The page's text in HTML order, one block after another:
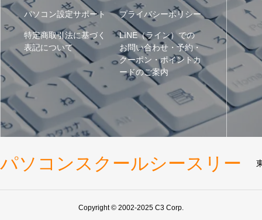
パソコン設定サポート プライバシーポリシー
特定商取引法に基づく
表記について
LINE（ライン）での
お問い合わせ・予約・
クーポン・ポイントカ
ードのご案内
パソコンスクールシースリー
Copyright © 2002-2025 C3 Corp.